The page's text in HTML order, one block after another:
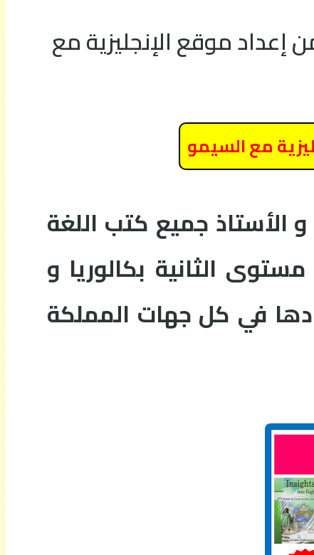
إعداد موقع الإنجليزية مع
مع السيمو
الأستاذ جميع كتب اللغة
الثانية بكالوريا و
في كل جهات المملكة